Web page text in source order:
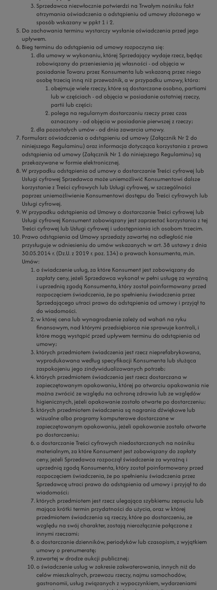
Sprzedawca niezwłocznie potwierdzi na Trwałym nośniku fakt
otrzymania oświadczenia o odstąpieniu od umowy złożonego w
sposób wskazany w ppkt 1 i 2.
Do zachowania terminu wystarczy wysłanie oświadczenia przed jego
upływem.
Bieg terminu do odstąpienia od umowy rozpoczyna się:
dla umowy w wykonaniu, której Sprzedający wydaje rzecz, będąc
zobowiązany do przeniesienia jej własności - od objęcia w
posiadanie Towaru przez Konsumenta lub wskazaną przez niego
osobę trzecią inną niż przewoźnik, a w przypadku umowy, która:
obejmuje wiele rzeczy, które są dostarczane osobno, partiami
lub w częściach - od objęcia w posiadanie ostatniej rzeczy,
partii lub części;
polega na regularnym dostarczaniu rzeczy przez czas
oznaczony - od objęcia w posiadanie pierwszej z rzeczy;
dla pozostałych umów - od dnia zawarcia umowy.
Formularz oświadczenia o odstąpieniu od umowy (Załącznik Nr 2 do
niniejszego Regulaminu) oraz informacja dotycząca korzystania z prawa
odstąpienia od umowy (Załącznik Nr 1 do niniejszego Regulaminu) są
przekazywane w formie elektronicznej.
W przypadku odstąpienia od umowy o dostarczanie Treści cyfrowej lub
Usługi cyfrowej Sprzedawca może uniemożliwić Konsumentowi dalsze
korzystanie z Treści cyfrowych lub Usługi cyfrowej, w szczególności
poprzez uniemożliwienie Konsumentowi dostępu do Treści cyfrowych lub
Usługi cyfrowej.
W przypadku odstąpienia od Umowy o dostarczanie Treści cyfrowej lub
Usługi cyfrowej Konsument zobowiązany jest zaprzestać korzystania z tej
Treści cyfrowej lub Usługi cyfrowej i udostępniania ich osobom trzecim.
Prawo odstąpienia od Umowy sprzedaży zawartej na odległość nie
przysługuje w odniesieniu do umów wskazanych w art. 38 ustawy z dnia
30.05.2014 r. (Dz.U. z 2019 r. poz. 134) o prawach konsumenta, m.in.
Umów:
o świadczenie usług, za które Konsument jest zobowiązany do
zapłaty ceny, jeżeli Sprzedawca wykonał w pełni usługę za wyraźną
i uprzednią zgodą Konsumenta, który został poinformowany przed
rozpoczęciem świadczenia, że po spełnieniu świadczenia przez
Sprzedającego utraci prawo do odstąpienia od umowy i przyjął to
do wiadomości.
w której cena lub wynagrodzenie zależy od wahań na ryku
finansowym, nad którymi przedsiębiorca nie sprawuje kontroli, i
które mogą wystąpić przed upływem terminu do odstąpienia od
umowy;
których przedmiotem świadczenia jest rzecz nieprefabrykowana,
wyprodukowana według specyfikacji Konsumenta lub służąca
zaspokojeniu jego zindywidualizowanych potrzeb;
których przedmiotem świadczenia jest rzecz dostarczana w
zapieczętowanym opakowaniu, której po otwarciu opakowania nie
można zwrócić ze względu na ochronę zdrowia lub ze względów
higienicznych, jeżeli opakowanie zostało otwarte po dostarczeniu;
których przedmiotem świadczenia są nagrania dźwiękowe lub
wizualne albo programy komputerowe dostarczane w
zapieczętowanym opakowaniu, jeżeli opakowanie zostało otwarte
po dostarczeniu;
o dostarczanie Treści cyfrowych niedostarczanych na nośniku
materialnym, za które Konsument jest zobowiązany do zapłaty
ceny, jeżeli Sprzedawca rozpoczął świadczenie za wyraźną i
uprzednią zgodą Konsumenta, który został poinformowany przed
rozpoczęciem świadczenia, że po spełnieniu świadczenia przez
Sprzedawcę utraci prawo do odstąpienia od umowy i przyjął to do
wiadomości;
których przedmiotem jest rzecz ulegająca szybkiemu zepsuciu lub
mająca krótki termin przydatności do użycia, oraz w której
przedmiotem świadczenia są rzeczy, które po dostarczeniu, ze
względu na swój charakter, zostają nierozłącznie połączone z
innymi rzeczami;
o dostarczanie dzienników, periodyków lub czasopism, z wyjątkiem
umowy o prenumeratę;
zawartej w drodze aukcji publicznej;
o świadczenie usług w zakresie zakwaterowania, innych niż do
celów mieszkalnych, przewozu rzeczy, najmu samochodów,
gastronomii, usług związanych z wypoczynkiem, wydarzeniami